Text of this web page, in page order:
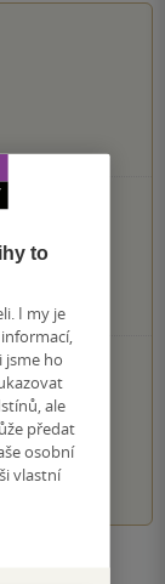
to
I my je
jsme ho
ale
předat
osobní
vlastní